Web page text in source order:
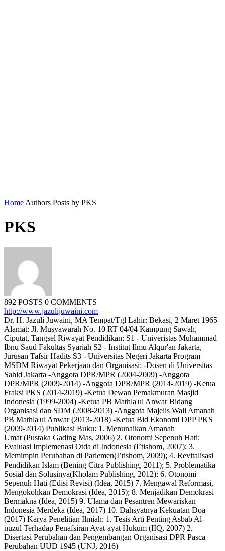
Home Authors Posts by PKS
PKS
892 POSTS 0 COMMENTS
http://www.jazulijuwaini.com
Dr. H. Jazuli Juwaini, MA Tempat/Tgl Lahir: Bekasi, 2 Maret 1965
Alamat: Jl. Musyawarah No. 10 RT 04/04 Kampung Sawah,
Ciputat, Tangsel Riwayat Pendidikan: S1 - Univeristas Muhammad
Ibnu Saud Fakultas Syariah S2 - Institut Ilmu Alqur'an Jakarta,
Jurusan Tafsir Hadits S3 - Universitas Negeri Jakarta Program
MSDM Riwayat Pekerjaan dan Organisasi: -Dosen di Universitas
Sahid Jakarta -Anggota DPR/MPR (2004-2009) -Anggota
DPR/MPR (2009-2014) -Anggota DPR/MPR (2014-2019) -Ketua
Fraksi PKS (2014-2019) -Ketua Dewan Pemakmuran Masjid
Indonesia (1999-2004) -Ketua PB Mathla'ul Anwar Bidang
Organisasi dan SDM (2008-2013) -Anggota Majelis Wali Amanah
PB Mathla'ul Anwar (2013-2018) -Ketua Bid Ekonomi DPP PKS
(2009-2014) Publikasi Buku: 1. Menunaikan Amanah
Umat (Pustaka Gading Mas, 2006) 2. Otonomi Sepenuh Hati:
Evaluasi Implemenasi Otda di Indonesia (I’tishom, 2007); 3.
Memimpin Perubahan di Parlemen(I’tishom, 2009); 4. Revitalisasi
Pendidikan Islam (Bening Citra Publishing, 2011); 5. Problematika
Sosial dan Solusinya(Kholam Publishing, 2012); 6. Otonomi
Sepenuh Hati (Edisi Revisi) (Idea, 2015) 7. Mengawal Reformasi,
Mengokohkan Demokrasi (Idea, 2015); 8. Menjadikan Demokrasi
Bermakna (Idea, 2015) 9. Ulama dan Pesantren Mewariskan
Indonesia Merdeka (Idea, 2017) 10. Dahsyatnya Kekuatan Doa
(2017) Karya Penelitian Ilmiah: 1. Tesis Arti Penting Asbab Al-
nuzul Terhadap Penafsiran Ayat-ayat Hukum (IIQ, 2007) 2.
Disertasi Perubahan dan Pengembangan Organisasi DPR Pasca
Perubahan UUD 1945 (UNJ, 2016)